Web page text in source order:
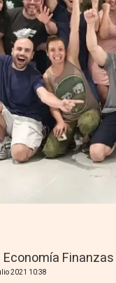
Finanzas
2021 10:38